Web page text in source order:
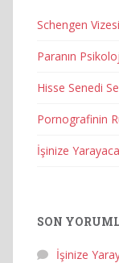
Schengen
Paranın
Hisse Senedi
Pornografinin
İşinize
SON
İşinize